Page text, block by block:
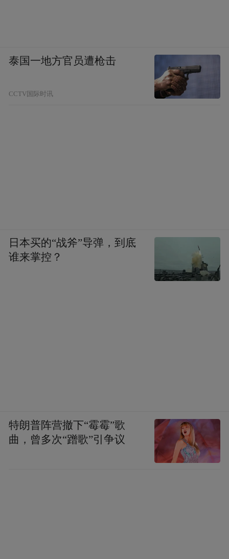
泰国一地方官员遭枪击
CCTV国际时讯
日本买的“战斧”导弹，到底
谁来掌控？
特朗普阵营撤下“霉霉”歌
曲，曾多次“蹭歌”引争议